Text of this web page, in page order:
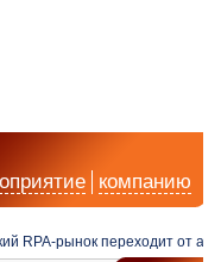
компанию
рынок переходит от